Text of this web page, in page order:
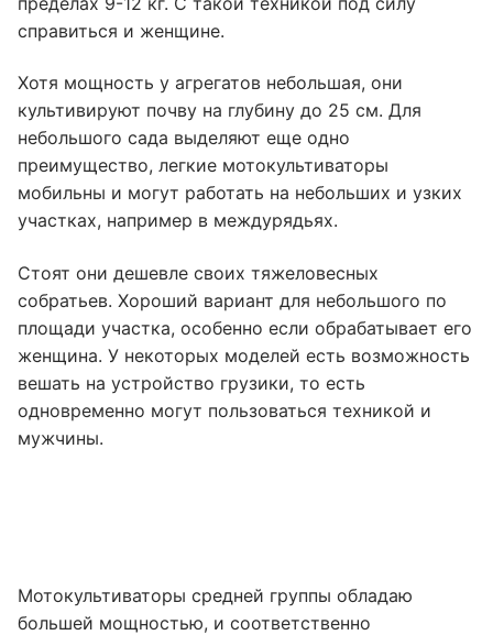
справиться и женщине.
Хотя мощность у агрегатов небольшая, они
культивируют почву на глубину до 25 см. Для
небольшого сада выделяют еще одно
преимущество, легкие мотокультиваторы
мобильны и могут работать на небольших и узких
участках, например в междурядьях.
Стоят они дешевле своих тяжеловесных
собратьев. Хороший вариант для небольшого по
площади участка, особенно если обрабатывает его
женщина. У некоторых моделей есть возможность
вешать на устройство грузики, то есть
одновременно могут пользоваться техникой и
мужчины.
Мотокультиваторы средней группы обладаю
большей мощностью, и соответственно